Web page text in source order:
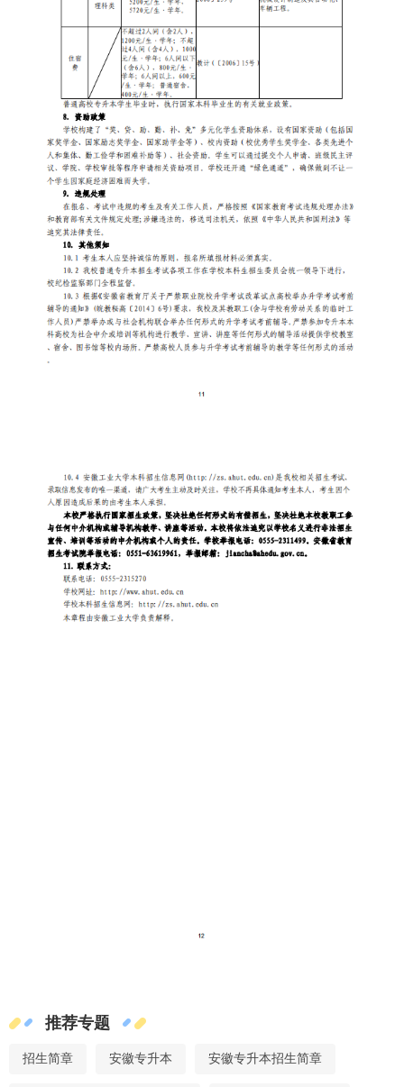
推荐专题
招生简章 安徽专升本 安徽专升本招生简章